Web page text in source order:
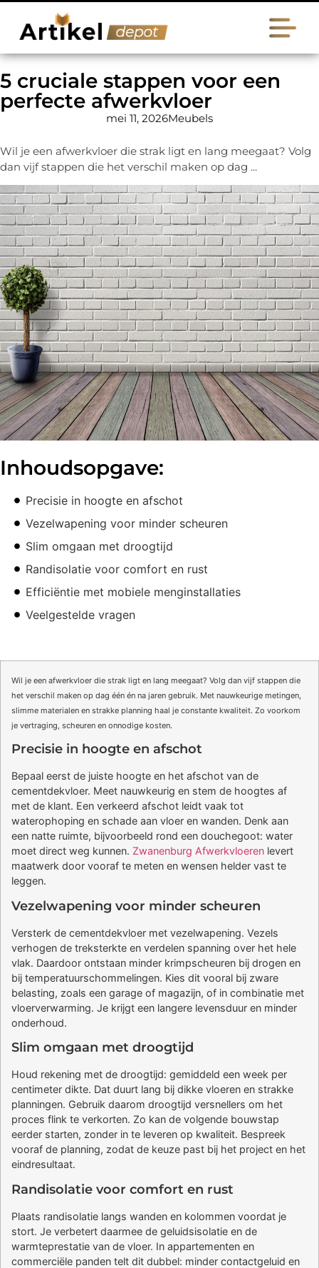
5 cruciale stappen voor een
perfecte afwerkvloer
mei 11, 2026Meubels
Wil je een afwerkvloer die strak ligt en lang meegaat? Volg
dan vijf stappen die het verschil maken op dag ...
Inhoudsopgave:
Precisie in hoogte en afschot
Vezelwapening voor minder scheuren
Slim omgaan met droogtijd
Randisolatie voor comfort en rust
Efficiëntie met mobiele menginstallaties
Veelgestelde vragen
Wil je een afwerkvloer die strak ligt en lang meegaat? Volg dan vijf stappen die
het verschil maken op dag één én na jaren gebruik. Met nauwkeurige metingen,
slimme materialen en strakke planning haal je constante kwaliteit. Zo voorkom
je vertraging, scheuren en onnodige kosten.
Precisie in hoogte en afschot
Bepaal eerst de juiste hoogte en het afschot van de
cementdekvloer. Meet nauwkeurig en stem de hoogtes af
met de klant. Een verkeerd afschot leidt vaak tot
waterophoping en schade aan vloer en wanden. Denk aan
een natte ruimte, bijvoorbeeld rond een douchegoot: water
moet direct weg kunnen. Zwanenburg Afwerkvloeren levert
maatwerk door vooraf te meten en wensen helder vast te
leggen.
Vezelwapening voor minder scheuren
Versterk de cementdekvloer met vezelwapening. Vezels
verhogen de treksterkte en verdelen spanning over het hele
vlak. Daardoor ontstaan minder krimpscheuren bij drogen en
bij temperatuurschommelingen. Kies dit vooral bij zware
belasting, zoals een garage of magazijn, of in combinatie met
vloerverwarming. Je krijgt een langere levensduur en minder
onderhoud.
Slim omgaan met droogtijd
Houd rekening met de droogtijd: gemiddeld een week per
centimeter dikte. Dat duurt lang bij dikke vloeren en strakke
planningen. Gebruik daarom droogtijd versnellers om het
proces flink te verkorten. Zo kan de volgende bouwstap
eerder starten, zonder in te leveren op kwaliteit. Bespreek
vooraf de planning, zodat de keuze past bij het project en het
eindresultaat.
Randisolatie voor comfort en rust
Plaats randisolatie langs wanden en kolommen voordat je
stort. Je verbetert daarmee de geluidsisolatie en de
warmteprestatie van de vloer. In appartementen en
commerciële panden telt dit dubbel: minder contactgeluid en